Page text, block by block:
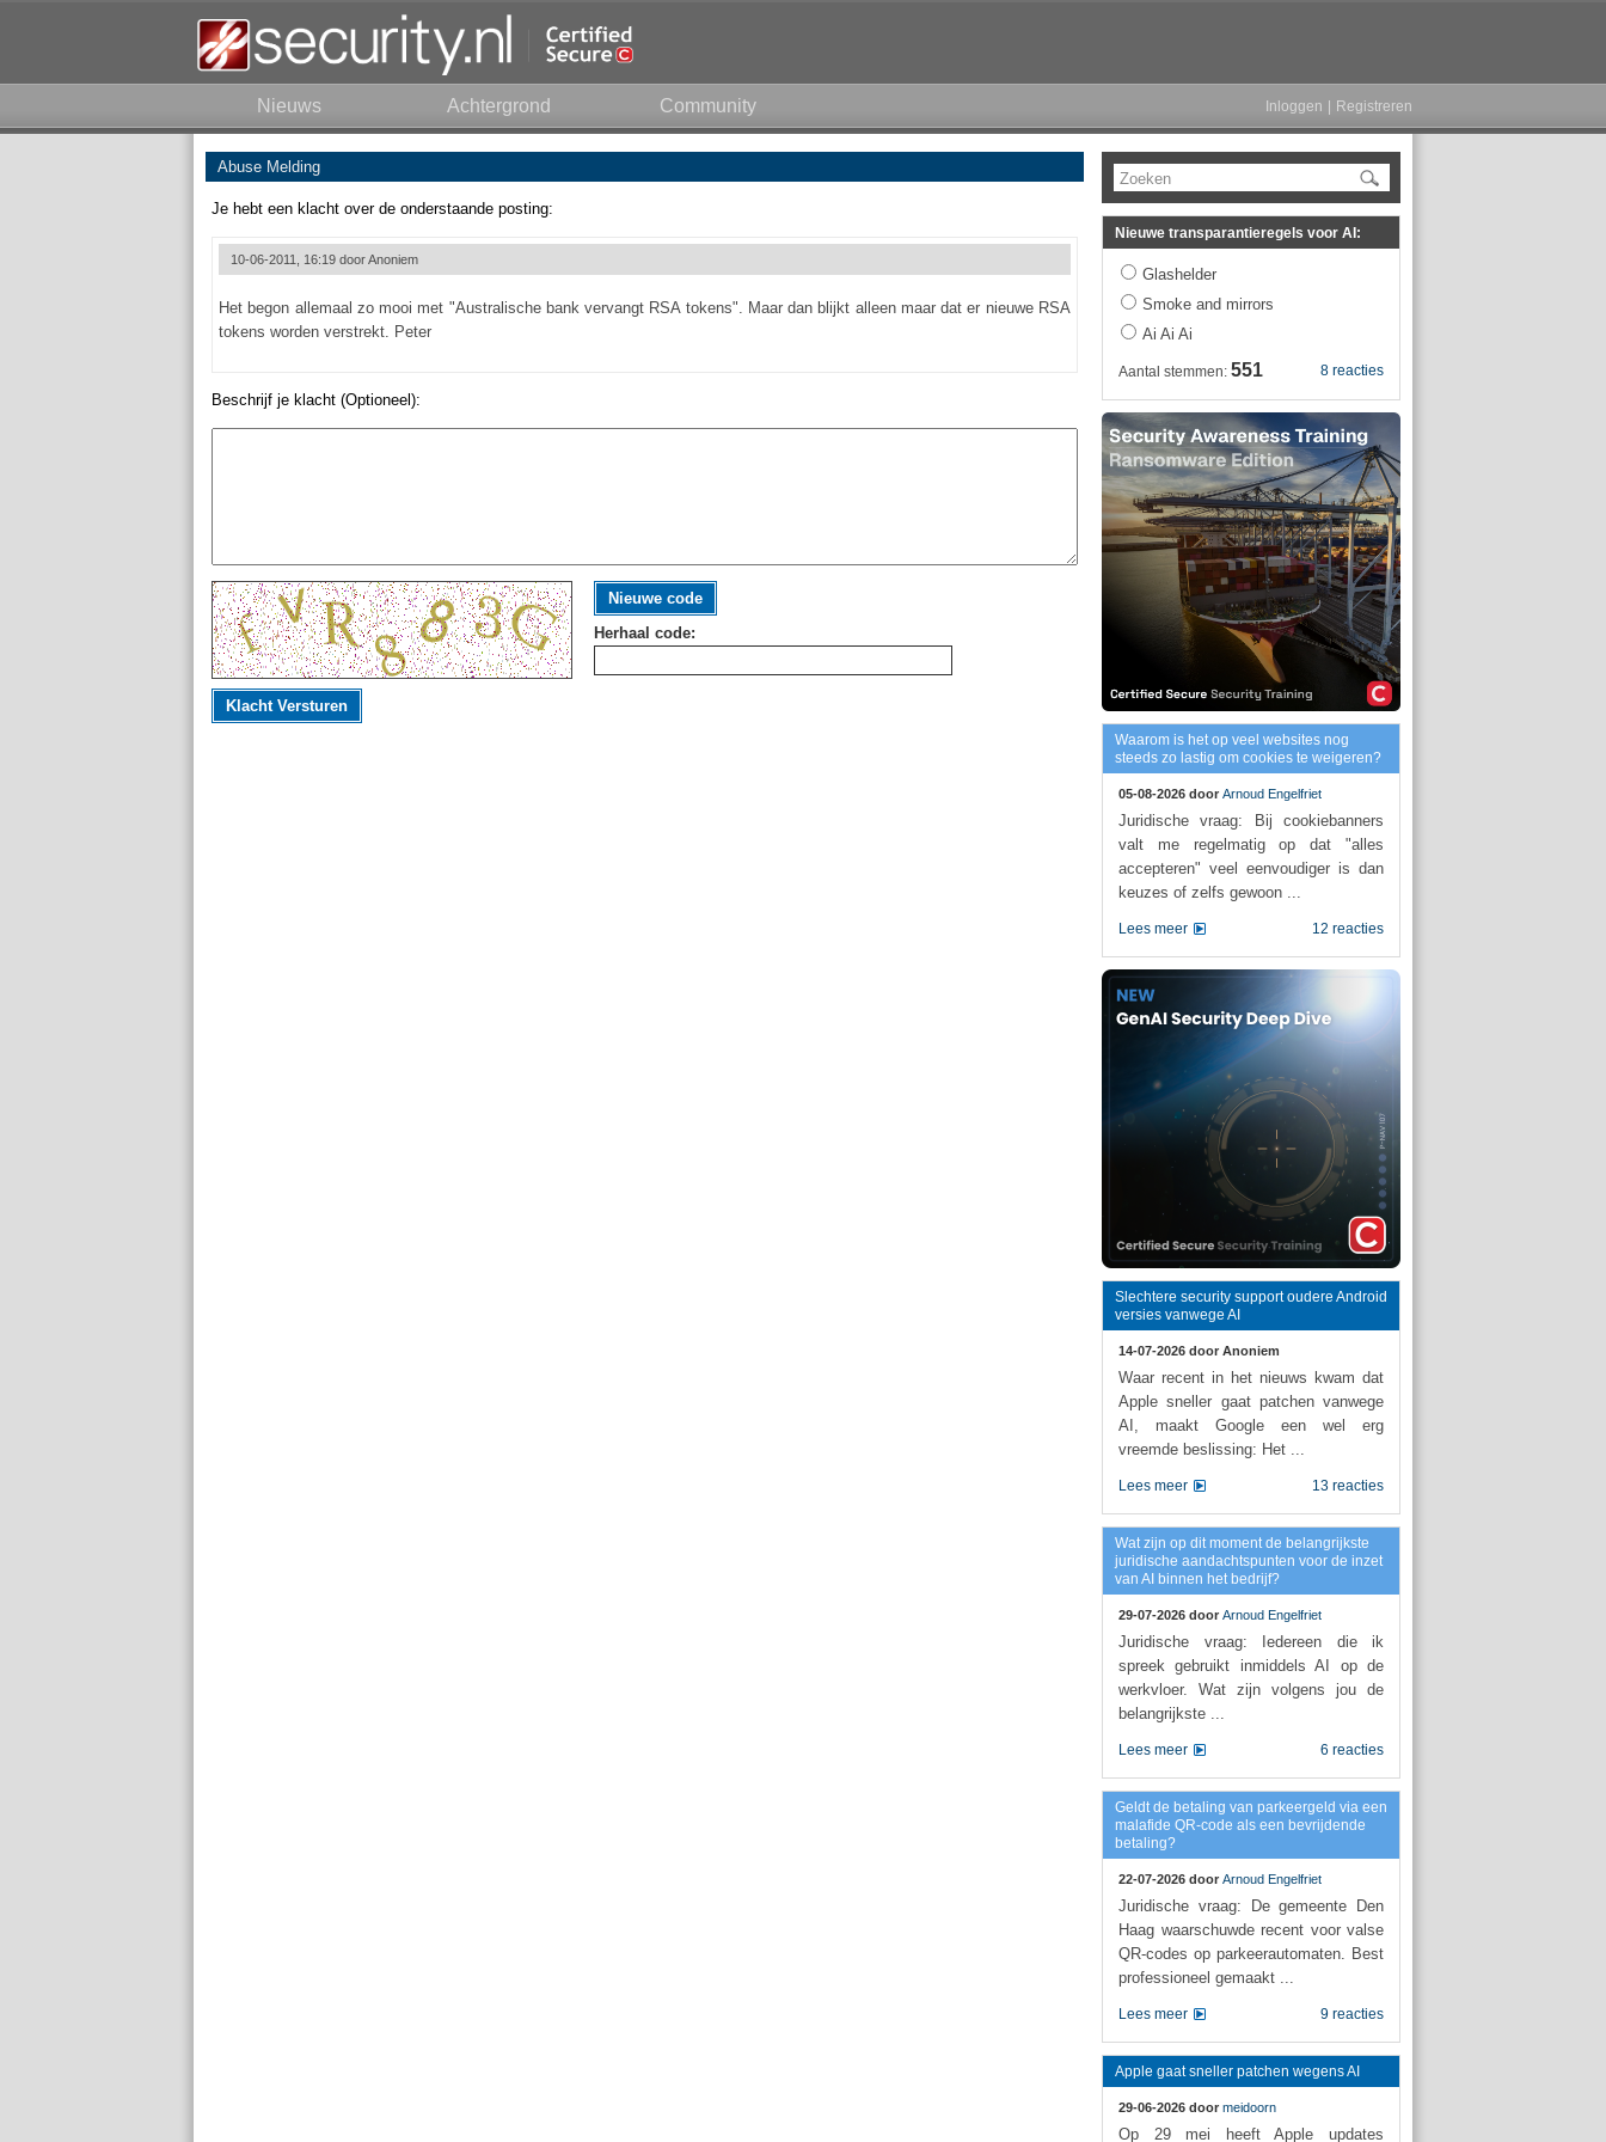
Nieuws Achtergrond Community Inloggen Registreren
Abuse Melding
Je hebt een klacht over de onderstaande posting:
10-06-2011, 16:19 doorAnoniem
Het begon allemaal zo mooi met "Australische bank vervangt RSA tokens". Maar dan blijkt alleen maar dat er nieuwe RSA
tokens worden verstrekt. Peter
Beschrijf je klacht (Optioneel):
Nieuwe code
Herhaal code:
Klacht Versturen
Zoeken
Nieuwe transparantieregels voor AI:
Glashelder
Smoke and mirrors
Ai Ai Ai
8 reacties
Aantal stemmen: 551
Waarom is het op veel websites nog
steeds zo lastig om cookies te weigeren?
05-08-2026 door Arnoud Engelfriet
Juridische vraag: Bij cookiebanners
valt me regelmatig op dat "alles
accepteren" veel eenvoudiger is dan
keuzes of zelfs gewoon ...
12 reacties
Lees meer
Slechtere security support oudere Android
versies vanwege AI
14-07-2026 door Anoniem
Waar recent in het nieuws kwam dat
Apple sneller gaat patchen vanwege
AI, maakt Google een wel erg
vreemde beslissing: Het ...
13 reacties
Lees meer
Wat zijn op dit moment de belangrijkste
juridische aandachtspunten voor de inzet
van AI binnen het bedrijf?
29-07-2026 door Arnoud Engelfriet
Juridische vraag: Iedereen die ik
spreek gebruikt inmiddels AI op de
werkvloer. Wat zijn volgens jou de
belangrijkste ...
6 reacties
Lees meer
Geldt de betaling van parkeergeld via een
malafide QR-code als een bevrijdende
betaling?
22-07-2026 door Arnoud Engelfriet
Juridische vraag: De gemeente Den
Haag waarschuwde recent voor valse
QR-codes op parkeerautomaten. Best
professioneel gemaakt ...
9 reacties
Lees meer
Apple gaat sneller patchen wegens AI
29-06-2026 door meidoorn
Op 29 mei heeft Apple updates